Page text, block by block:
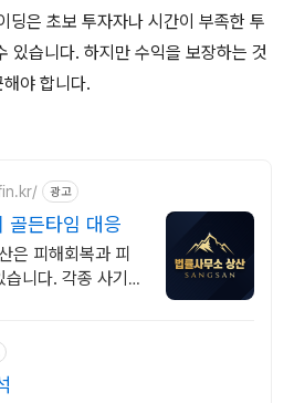
딩은 초보 투자자나 시간이 부족한 투
있습니다. 하지만 수익을 보장하는 것
야 합니다.
광고
골든타임 대응
은 피해회복과 피
니다. 각종 사기